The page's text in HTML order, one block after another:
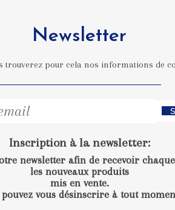
Newsletter
trouverez pour cela nos informations de
Inscription à la newsletter:
newsletter afin de recevoir
les nouveaux produits
mis en vente.
pouvez vous désinscrire à tout